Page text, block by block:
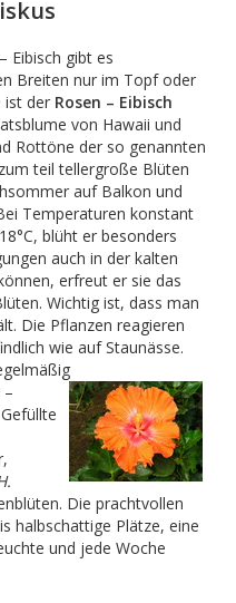
Eibisch gibt es
Breiten nur im Topf oder
ist der Rosen – Eibisch
von Hawaii und
Rottöne der so genannten
teil tellergroße Blüten
auf Balkon und
Temperaturen konstant
blüht er besonders
auch in der kalten
erfreut er sie das
Wichtig ist, dass man
Die Pflanzen reagieren
wie auf Staunässe.
–
Die prachtvollen
halbschattige Plätze, eine
und jede Woche